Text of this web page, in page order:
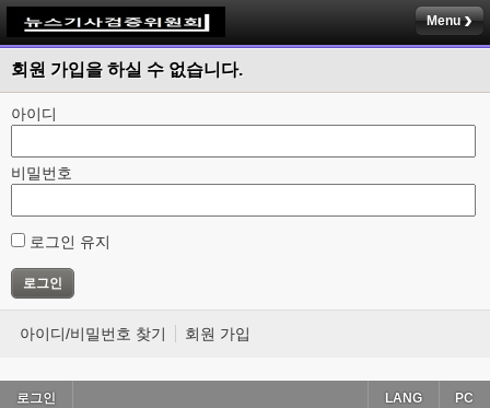
Menu
회원 가입을 하실 수 없습니다.
아이디
비밀번호
로그인 유지
아이디/비밀번호 찾기 회원 가입
로그인 PC
LANG